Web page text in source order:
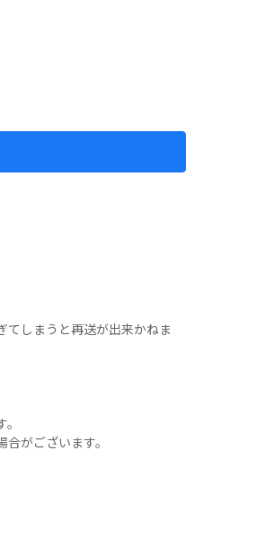
しまうと再送が出来かねま
がございます。